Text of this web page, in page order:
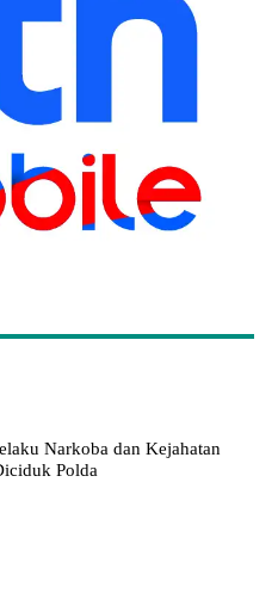
Narkoba dan Kejahatan
Polda